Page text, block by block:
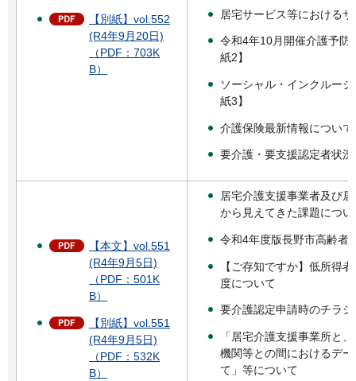
【別紙】vol.552
(R4年9月20日)
（PDF：703K
B）
居宅サービス等における
令和4年10月開催介護予防
紙2】
ソーシャル・インクルー
紙3】
介護保険最新情報について
要介護・要支援認定者状
【本文】vol.551
(R4年9月5日)
（PDF：501K
B）
【別紙】vol.551
(R4年9月5日)
（PDF：532K
B）
居宅介護支援事業者及び
から見えてきた課題につい
令和4年度版長野市高齢者
【ご存知ですか】低所得
度について
要介護認定申請時のチラ
「居宅介護支援事業所と
機関等との間におけるデ
て」等について